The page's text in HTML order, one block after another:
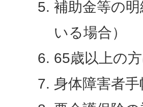
補助金等の
いる場合）
65歳以上の
身体障害者